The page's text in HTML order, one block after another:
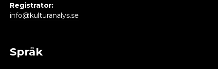
Registrator:
info@kulturanalys.se
Språk